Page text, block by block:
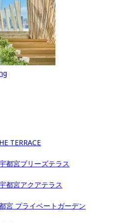
TERRACE
都宮ブリーズテラス
都宮アクアテラス
宮 プライベートガーデン